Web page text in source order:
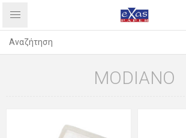
MODIANO